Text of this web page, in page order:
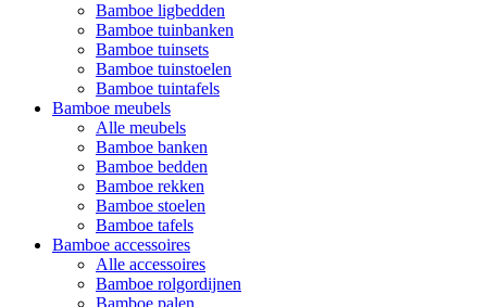
Bamboe ligbedden
Bamboe tuinbanken
Bamboe tuinsets
Bamboe tuinstoelen
Bamboe tuintafels
Bamboe meubels
Alle meubels
Bamboe banken
Bamboe bedden
Bamboe rekken
Bamboe stoelen
Bamboe tafels
Bamboe accessoires
Alle accessoires
Bamboe rolgordijnen
Bamboe palen